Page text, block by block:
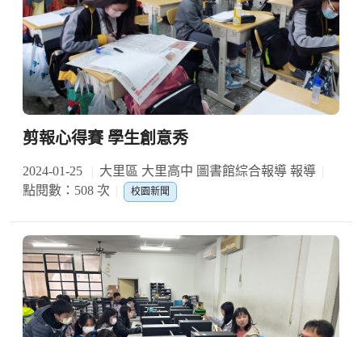
剪報心得賽 學生創意秀
2024-01-25
大里區 大里高中 圖書館綜合報導 報導
點閱數：508 次
校園新聞